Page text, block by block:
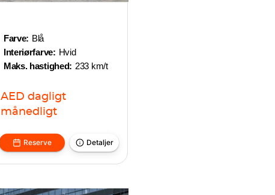
Farve: Blå
Interiørfarve: Hvid
Maks. hastighed: 233 km/t
AED dagligt
månedligt
Reserve Detaljer